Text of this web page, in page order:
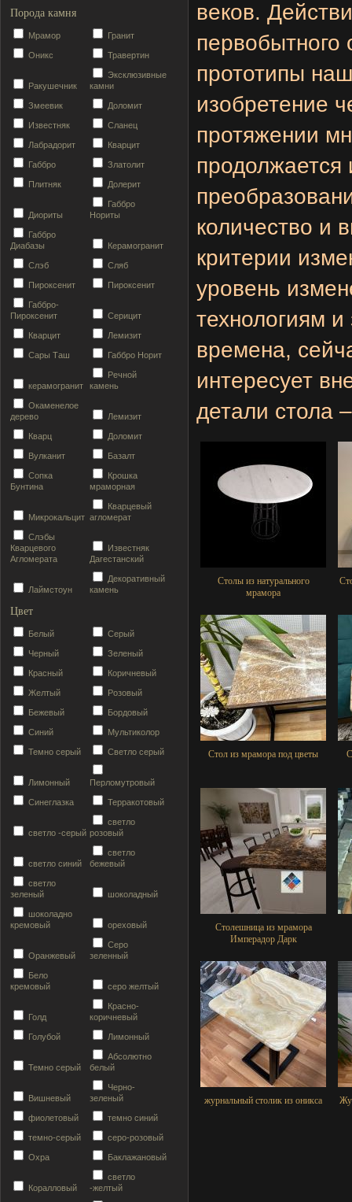
Порода камня
Мрамор Гранит
Оникс Травертин
Ракушечник
Эксклюзивные
камни
Змеевик Доломит
Известняк Сланец
Лабрадорит Кварцит
Габбро Златолит
Плитняк Долерит
Диориты
Габбро
Нориты
Габбро
Диабазы
Керамогранит
Слэб Сляб
Пироксенит Пироксенит
Габбро-
Пироксенит
Серицит
Кварцит Лемизит
Сары Таш Габбро Норит
керамогранит
Речной
камень
Окаменелое
дерево
Лемизит
Кварц Доломит
Вулканит Базалт
Сопка
Бунтина
Крошка
мраморная
Микрокальцит
Кварцевый
агломерат
Слэбы
Кварцевого
Агломерата
Известняк
Дагестанский
Лаймстоун
Декоративный
камень
Цвет
Белый Серый
Черный Зеленый
Красный Коричневый
Желтый Розовый
Бежевый Бордовый
Синий Мультиколор
Темно серый Светло серый
Лимонный Перломутровый
Синеглазка Терракотовый
светло -серый
светло
розовый
светло синий
светло
бежевый
светло
зеленый
шоколадный
шоколадно
кремовый
ореховый
Оранжевый
Серо
зеленный
Бело
кремовый
серо желтый
Голд
Красно-
коричневый
Голубой Лимонный
Темно серый
Абсолютно
белый
Вишневый
Черно-
зеленый
фиолетовый темно синий
темно-серый серо-розовый
Охра Баклажановый
Коралловый
светло
-желтый
веков.
прототипы
изобретение
протяжении
количество и
критерии
уровень
технологиям
времена,
интересует
детали стола
Столы из натурального
мрамора
Стол из мрамора под цветы
Столешница из мрамора
Имперадор Дарк
журнальный столик из оникса